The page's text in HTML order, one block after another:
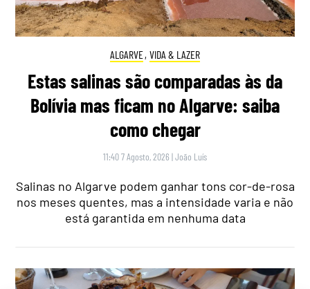
ALGARVE, VIDA & LAZER
Estas salinas são comparadas às da
Bolívia mas ficam no Algarve: saiba
como chegar
11:40 7 Agosto, 2026 |João Luís
Salinas no Algarve podem ganhar tons cor-de-rosa
nos meses quentes, mas a intensidade varia e não
está garantida em nenhuma data